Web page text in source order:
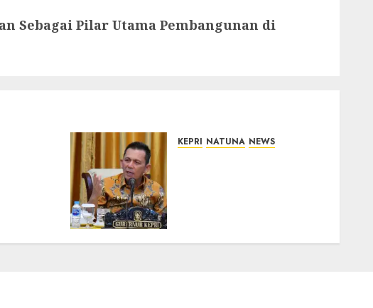
Sebagai Pilar Utama Pembangunan di
KEPRI NATUNA NEWS
07/08/2026 0